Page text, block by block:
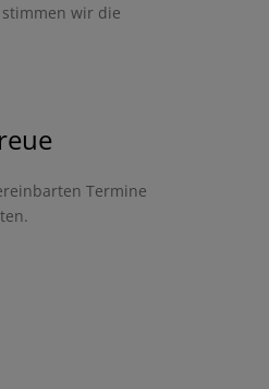
wir die
Termine